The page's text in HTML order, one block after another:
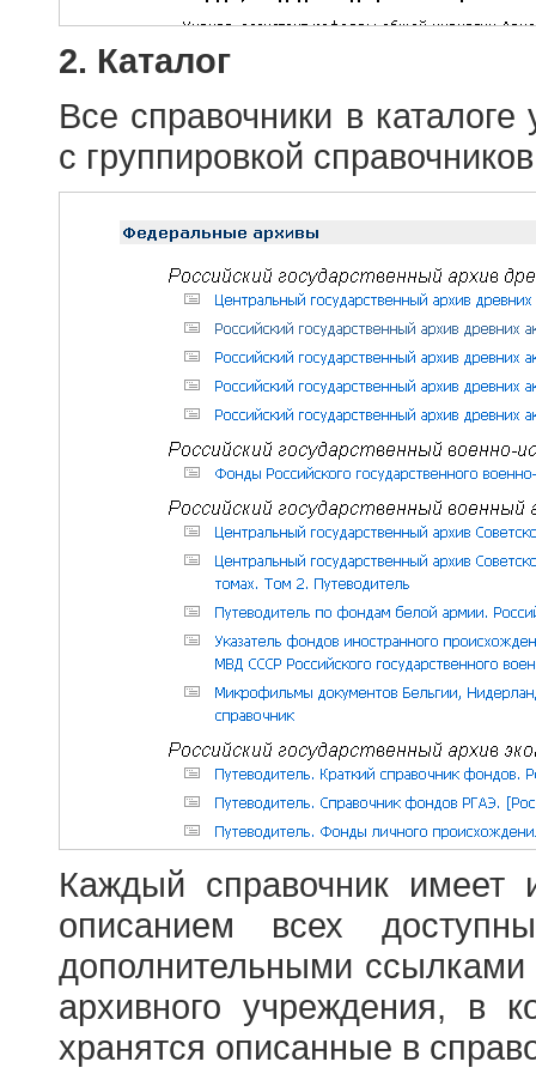
2. Каталог
Все справочники в
с группировкой
Каждый справочник имеет
описанием всех
дополнительными
архивного учреждения, в
хранятся описанные в